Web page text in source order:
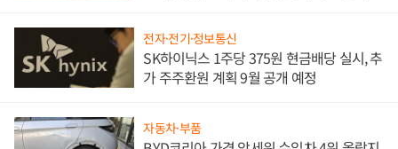
전자·전기·정보통신
SK하이닉스 1주당 375원 현금배당 실시, 추
가 주주환원 계획 9월 공개 예정
자동차·부품